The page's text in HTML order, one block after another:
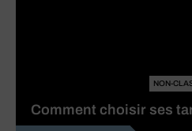
NON-
Comment choisir ses